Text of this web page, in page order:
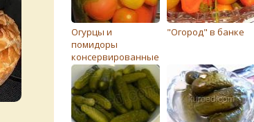
Огурцы и
помидоры
консервированные
(ассорти)
"Огород" в банке